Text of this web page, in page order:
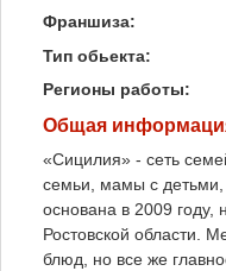
Франшиза:
Тип обьекта:
Регионы работы:
Общая
«Сицилия» - сеть
семьи, мамы с детьми,
основана в 2009 году,
Ростовской области.
блюд, но все же